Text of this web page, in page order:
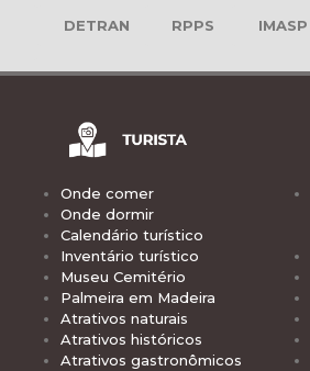
DETRAN RPPS IMASP
Onde comer
Onde dormir
Calendário turístico
Inventário turístico
Museu Cemitério
Palmeira em Madeira
Atrativos naturais
Atrativos históricos
Atrativos gastronômicos